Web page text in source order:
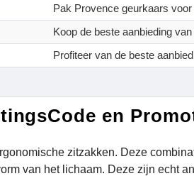
Pak Provence geurkaars
Koop de beste aanbieding
Profiteer van de beste
en
zitzakken. Deze
van het lichaam. Deze zijn echt